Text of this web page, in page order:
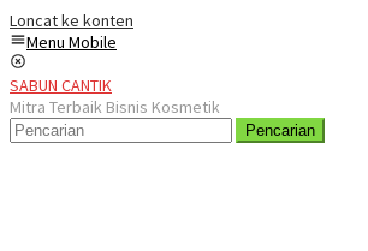
Loncat ke konten
Menu Mobile
SABUN CANTIK
Mitra Terbaik Bisnis Kosmetik
Pencarian